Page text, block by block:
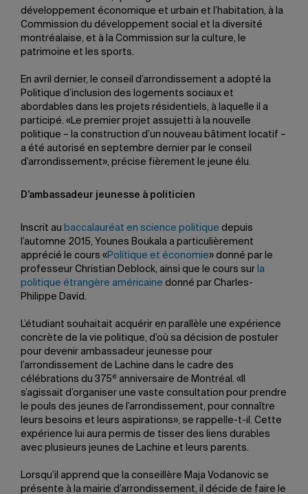
développement économique et urbain et l’habitation, à la
Commission du développement social et la diversité
montréalaise, et à la Commission sur la culture, le
patrimoine et les sports.
En avril dernier, le conseil d’arrondissement a adopté la
Politique d’inclusion des logements sociaux et
abordables dans les projets résidentiels, à laquelle il a
participé. «Le premier projet assujetti à la nouvelle
politique – la construction d’un nouveau bâtiment locatif –
a été autorisé en septembre dernier par le conseil
d’arrondissement», précise fièrement le jeune élu.
D’ambassadeur jeunesse à politicien
Inscrit au baccalauréat en science politique depuis
l’automne 2015, Younes Boukala a particulièrement
apprécié le cours «Politique et économie» donné par le
professeur Christian Deblock, ainsi que le cours sur la
politique étrangère américaine donné par Charles-
Philippe David.
L’étudiant souhaitait acquérir en parallèle une expérience
concrète de la vie politique, d’où sa décision de postuler
pour devenir ambassadeur jeunesse pour
l’arrondissement de Lachine dans le cadre des
célébrations du 375 e anniversaire de Montréal. «Il
s’agissait d’organiser une vaste consultation pour prendre
le pouls des jeunes de l’arrondissement, pour connaître
leurs besoins et leurs aspirations», se rappelle-t-il. Cette
expérience lui aura permis de tisser des liens durables
avec plusieurs jeunes de Lachine et leurs parents.
Lorsqu’il apprend que la conseillère Maja Vodanovic se
présente à la mairie d’arrondissement, il décide de faire le